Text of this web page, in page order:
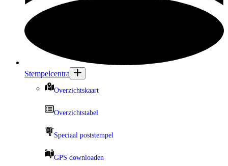
Stempelcentra
Overzichtskaart
Overzichtstabel
Speciaal poststempel
GPS downloaden